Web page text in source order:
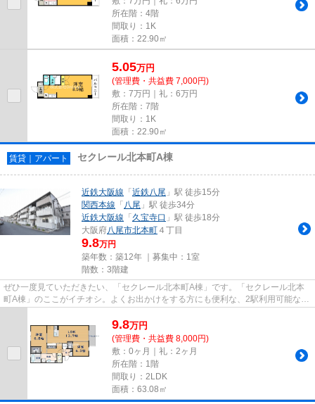
所在階：4階
間取り：1K
面積：22.90㎡
5.05万円
(管理費・共益費 7,000円)
敷：7万円｜礼：6万円
所在階：7階
間取り：1K
面積：22.90㎡
賃貸｜アパート セクレール北本町A棟
近鉄大阪線 「近鉄八尾 」駅 徒歩15分
関西本線 「 八尾 」駅 徒歩34分
近鉄大阪線 「久宝寺口 」駅 徒歩18分
大阪府八尾市北本町 ４丁目
9.8万円
築年数：築12年 ｜募集中： 1室
階数：3階建
ぜひ一度見ていただきたい、「セクレール北本町A棟」です。「セクレール北本
町A棟」のここがイチオシ。よくお出かけをする方にも便利な、2駅利用可能な物
件です。最寄りの駅まで徒歩15...
9.8万円
(管理費・共益費 8,000円)
敷：0ヶ月｜礼：2ヶ月
所在階：1階
間取り：2LDK
面積：63.08㎡